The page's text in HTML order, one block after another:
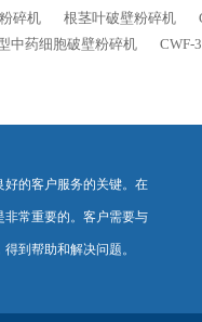
碎机 根茎叶破壁粉碎机
中药细胞破壁粉碎机 CWF-
好的客户服务的关键。在
常重要的。客户需要与
到帮助和解决问题。